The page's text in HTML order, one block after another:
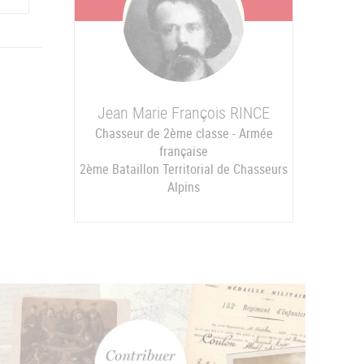
Jean Marie François RINCE
Chasseur de 2ème classe - Armée
française
2ème Bataillon Territorial de Chasseurs
Alpins